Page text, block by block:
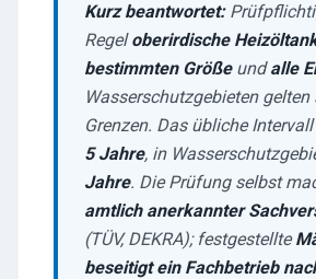
Kurz beantwortet:
Regeloberirdische
bestimmten Größeundalle
Wasserschutzgebieten gelten
Grenzen. Das übliche
5 Jahre, in
Jahre. Die Prüfung selbst
amtlich anerkannter
(TÜV, DEKRA); festgestellte
beseitigt ein Fachbetrieb